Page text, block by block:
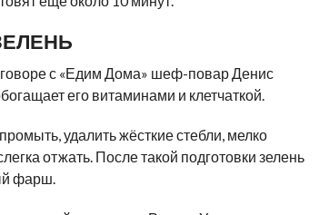
с «Едим Дома» шеф-повар Денис
его витаминами и клетчаткой.
удалить жёсткие стебли, мелко
отжать. После такой подготовки зелень
фарш.